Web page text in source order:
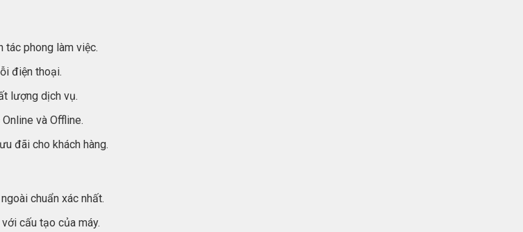
tác phong làm việc.
điện thoại.
lượng dịch vụ.
và Offline.
đãi cho khách hàng.
chuẩn xác nhất.
cấu tạo của máy.